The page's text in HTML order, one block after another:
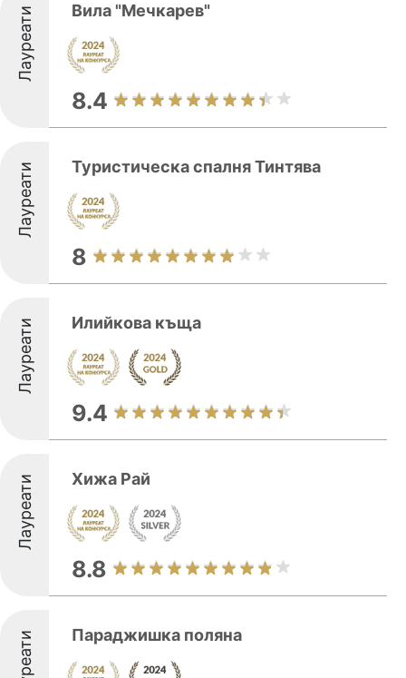
Лауреати Вила "Мечкарев"
8.4
Лауреати Туристическа спалня Тинтява
8
Лауреати Илийкова къща
9.4
Лауреати Хижа Рай
8.8
Параджишка поляна